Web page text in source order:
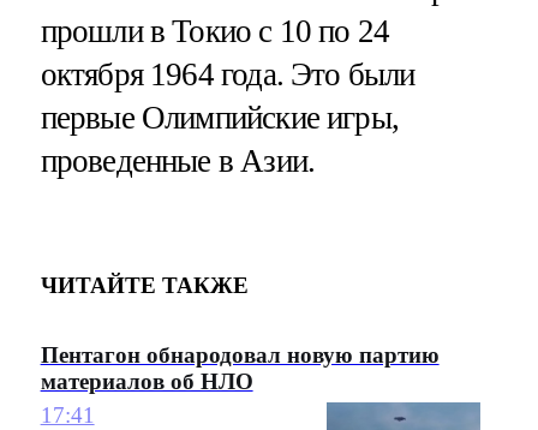
прошли в Токио с 10 по 24
октября 1964 года. Это были
первые Олимпийские игры,
проведенные в Азии.
ЧИТАЙТЕ ТАКЖЕ
Пентагон обнародовал новую партию
материалов об НЛО
17:41